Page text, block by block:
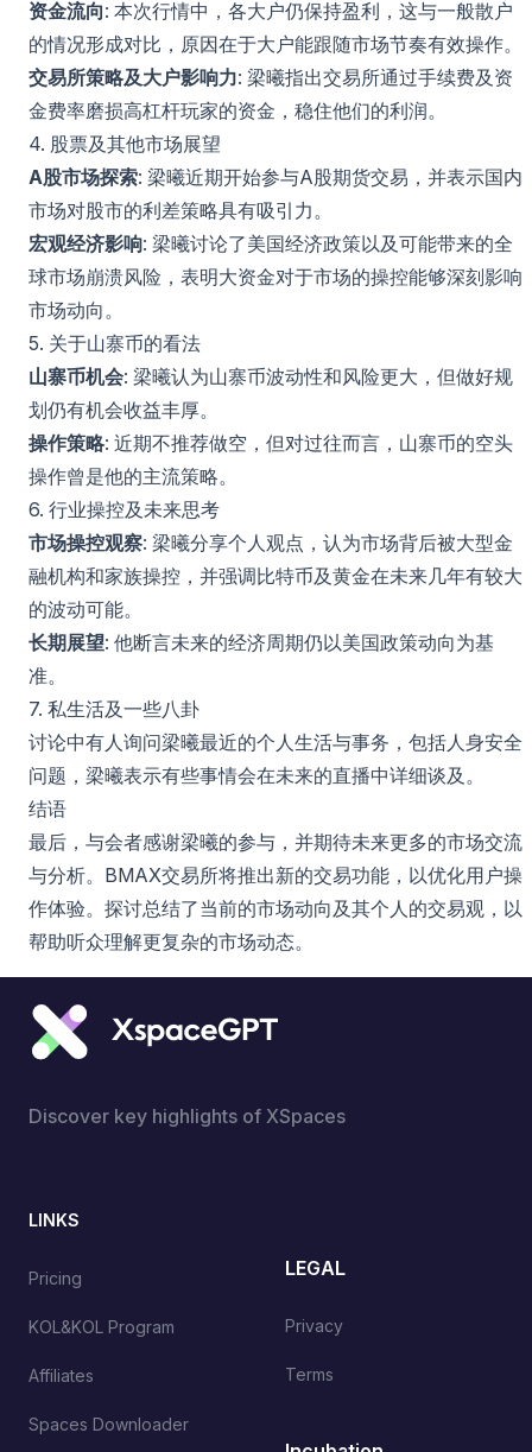
资金流向: 本次行情中，各大户仍保持盈利，这与一般散户
的情况形成对比，原因在于大户能跟随市场节奏有效操作。
交易所策略及大户影响力: 梁曦指出交易所通过手续费及资
金费率磨损高杠杆玩家的资金，稳住他们的利润。
4. 股票及其他市场展望
A股市场探索: 梁曦近期开始参与A股期货交易，并表示国内
市场对股市的利差策略具有吸引力。
宏观经济影响: 梁曦讨论了美国经济政策以及可能带来的全
球市场崩溃风险，表明大资金对于市场的操控能够深刻影响
市场动向。
5. 关于山寨币的看法
山寨币机会: 梁曦认为山寨币波动性和风险更大，但做好规
划仍有机会收益丰厚。
操作策略: 近期不推荐做空，但对过往而言，山寨币的空头
操作曾是他的主流策略。
6. 行业操控及未来思考
市场操控观察: 梁曦分享个人观点，认为市场背后被大型金
融机构和家族操控，并强调比特币及黄金在未来几年有较大
的波动可能。
长期展望: 他断言未来的经济周期仍以美国政策动向为基
准。
7. 私生活及一些八卦
讨论中有人询问梁曦最近的个人生活与事务，包括人身安全
问题，梁曦表示有些事情会在未来的直播中详细谈及。
结语
最后，与会者感谢梁曦的参与，并期待未来更多的市场交流
与分析。BMAX交易所将推出新的交易功能，以优化用户操
作体验。探讨总结了当前的市场动向及其个人的交易观，以
帮助听众理解更复杂的市场动态。
Discover key highlights of XSpaces
LINKS
Pricing
KOL&KOL Program
Affiliates
Spaces Downloader
LEGAL
Privacy
Terms